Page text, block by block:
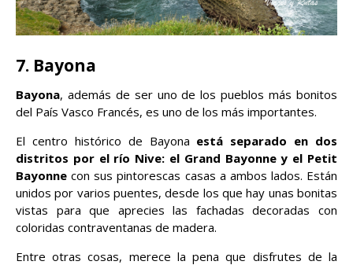
7. Bayona
Bayona, además de ser uno de los pueblos más bonitos
del País Vasco Francés, es uno de los más importantes.
El centro histórico de Bayona está separado en dos
distritos por el río Nive: el Grand Bayonne y el Petit
Bayonne con sus pintorescas casas a ambos lados. Están
unidos por varios puentes, desde los que hay unas bonitas
vistas para que aprecies las fachadas decoradas con
coloridas contraventanas de madera.
Entre otras cosas, merece la pena que disfrutes de la